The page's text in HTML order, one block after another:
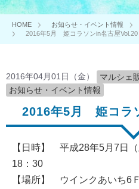
HOME お知らせ・イベント情報
2016年5月 姫コラソンin名古屋Vol.20
2016年04月01日（金） マルシェ
お知らせ・イベント情報
2016年5月 姫コラ
【日時】 平成28年5月7日
18：30
【場所】 ウインクあいち6